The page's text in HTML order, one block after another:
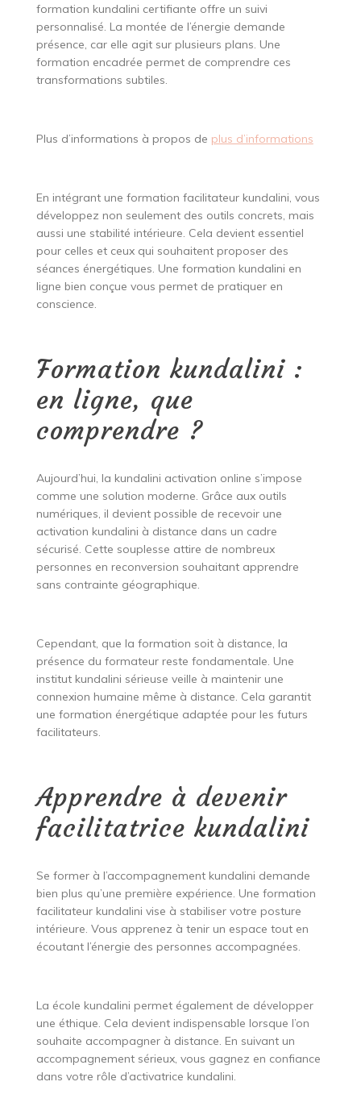
formation kundalini certifiante offre un suivi
personnalisé. La montée de l’énergie demande
présence, car elle agit sur plusieurs plans. Une
formation encadrée permet de comprendre ces
transformations subtiles.
Plus d’informations à propos de plus d’informations
En intégrant une formation facilitateur kundalini, vous
développez non seulement des outils concrets, mais
aussi une stabilité intérieure. Cela devient essentiel
pour celles et ceux qui souhaitent proposer des
séances énergétiques. Une formation kundalini en
ligne bien conçue vous permet de pratiquer en
conscience.
Formation kundalini :
en ligne, que
comprendre ?
Aujourd’hui, la kundalini activation online s’impose
comme une solution moderne. Grâce aux outils
numériques, il devient possible de recevoir une
activation kundalini à distance dans un cadre
sécurisé. Cette souplesse attire de nombreux
personnes en reconversion souhaitant apprendre
sans contrainte géographique.
Cependant, que la formation soit à distance, la
présence du formateur reste fondamentale. Une
institut kundalini sérieuse veille à maintenir une
connexion humaine même à distance. Cela garantit
une formation énergétique adaptée pour les futurs
facilitateurs.
Apprendre à devenir
facilitatrice kundalini
Se former à l’accompagnement kundalini demande
bien plus qu’une première expérience. Une formation
facilitateur kundalini vise à stabiliser votre posture
intérieure. Vous apprenez à tenir un espace tout en
écoutant l’énergie des personnes accompagnées.
La école kundalini permet également de développer
une éthique. Cela devient indispensable lorsque l’on
souhaite accompagner à distance. En suivant un
accompagnement sérieux, vous gagnez en confiance
dans votre rôle d’activatrice kundalini.